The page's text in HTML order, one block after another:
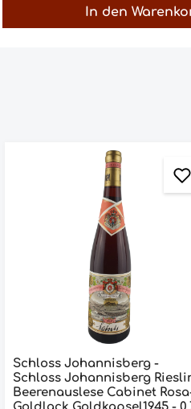
In den
Schloss Johannisberg -
Schloss Johannisberg
Beerenauslese Cabinet